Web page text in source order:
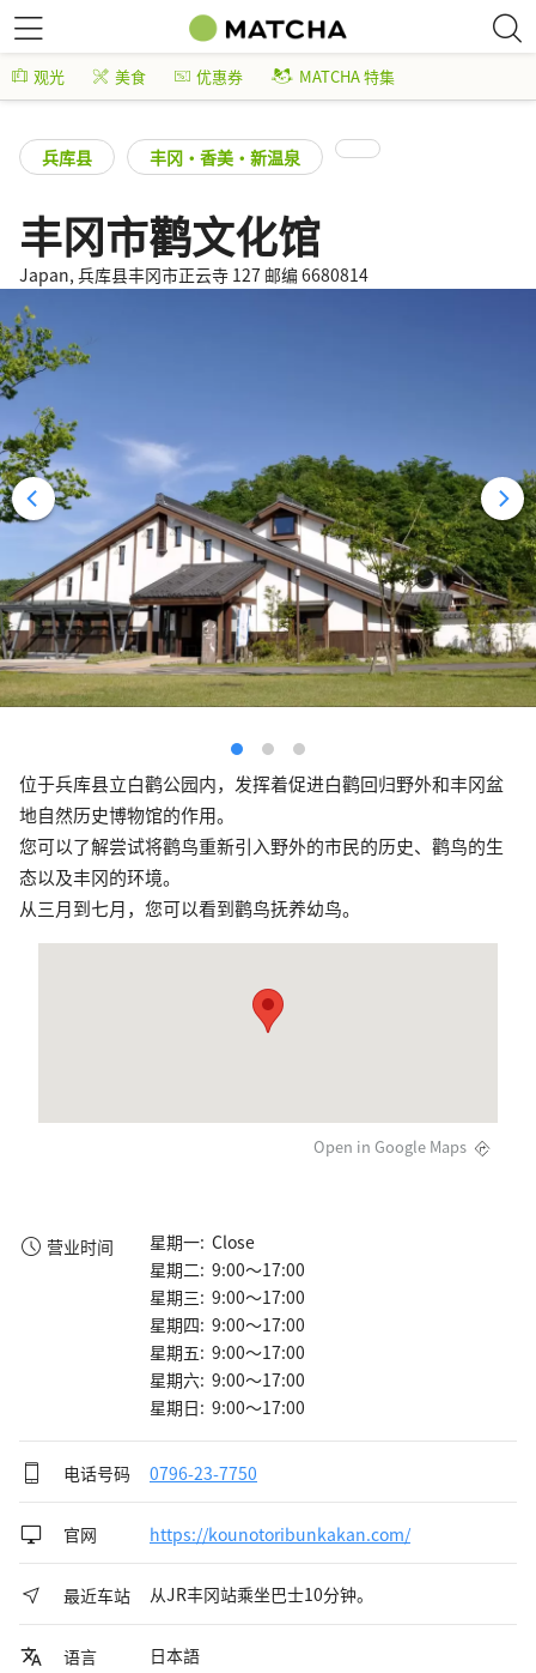
观光 美食 优惠券 MATCHA 特集
兵库县 丰冈・香美・新温泉
丰冈市鹳文化馆
Japan, 兵库县丰冈市正云寺 127 邮编 6680814
位于兵库县立白鹳公园内，发挥着促进白鹳回归野外和丰冈盆
地自然历史博物馆的作用。
您可以了解尝试将鹳鸟重新引入野外的市民的历史、鹳鸟的生
态以及丰冈的环境。
从三月到七月，您可以看到鹳鸟抚养幼鸟。
Open in Google Maps
营业时间
星期一: Close
星期二: 9:00～17:00
星期三: 9:00～17:00
星期四: 9:00～17:00
星期五: 9:00～17:00
星期六: 9:00～17:00
星期日: 9:00～17:00
电话号码 0796-23-7750
官网 https://kounotoribunkakan.com/
最近车站 从JR丰冈站乘坐巴士10分钟。
语言 日本語